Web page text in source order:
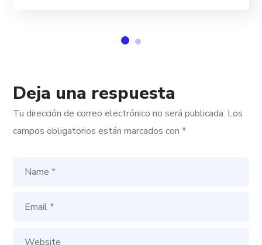
Deja una respuesta
Tu dirección de correo electrónico no será publicada. Los
campos obligatorios están marcados con*